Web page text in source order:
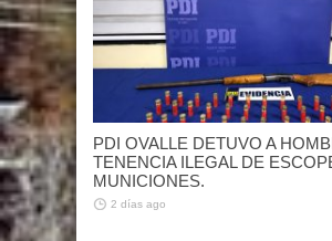
PDI OVALLE DETUVO A
TENENCIA ILEGAL DE
MUNICIONES.
2 días ago